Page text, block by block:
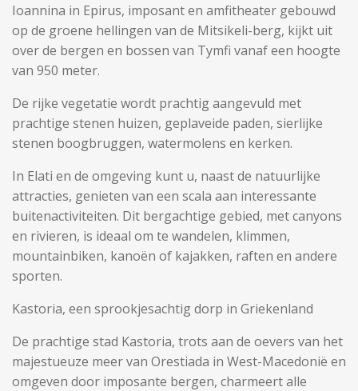
Ioannina in Epirus, imposant en amfitheater gebouwd
op de groene hellingen van de Mitsikeli-berg, kijkt uit
over de bergen en bossen van Tymfi vanaf een hoogte
van 950 meter.
De rijke vegetatie wordt prachtig aangevuld met
prachtige stenen huizen, geplaveide paden, sierlijke
stenen boogbruggen, watermolens en kerken.
In Elati en de omgeving kunt u, naast de natuurlijke
attracties, genieten van een scala aan interessante
buitenactiviteiten. Dit bergachtige gebied, met canyons
en rivieren, is ideaal om te wandelen, klimmen,
mountainbiken, kanoën of kajakken, raften en andere
sporten.
Kastoria, een sprookjesachtig dorp in Griekenland
De prachtige stad Kastoria, trots aan de oevers van het
majestueuze meer van Orestiada in West-Macedonië en
omgeven door imposante bergen, charmeert alle